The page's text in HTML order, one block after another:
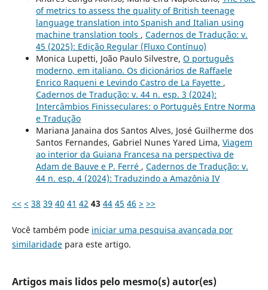
of metrics to assess the quality of British teenage
language translation into Spanish and Italian using
machine translation tools , Cadernos de Tradução: v.
45 (2025): Edição Regular (Fluxo Contínuo)
Monica Lupetti, João Paulo Silvestre, O português
moderno, em italiano. Os dicionários de Raffaele
Enrico Raqueni e Levindo Castro de La Fayette ,
Cadernos de Tradução: v. 44 n. esp. 3 (2024):
Intercâmbios Finisseculares: o Português Entre Norma
e Tradução
Mariana Janaina dos Santos Alves, José Guilherme dos
Santos Fernandes, Gabriel Nunes Yared Lima, Viagem
ao interior da Guiana Francesa na perspectiva de
Adam de Bauve e P. Ferré , Cadernos de Tradução: v.
44 n. esp. 4 (2024): Traduzindo a Amazônia IV
<< < 38 39 40 41 42 43 44 45 46 > >>
Você também pode iniciar uma pesquisa avançada por
similaridadepara este artigo.
Artigos mais lidos pelo mesmo(s) autor(es)